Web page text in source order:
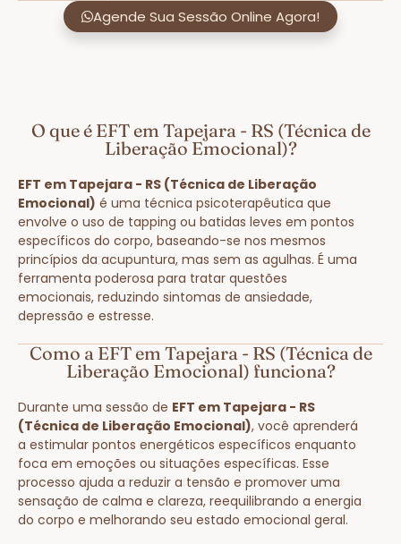
Agende Sua Sessão Online Agora!
O que é EFT em Tapejara - RS (Técnica de
Liberação Emocional)?
EFT em Tapejara - RS (Técnica de Liberação
Emocional) é uma técnica psicoterapêutica que
envolve o uso de tapping ou batidas leves em pontos
específicos do corpo, baseando-se nos mesmos
princípios da acupuntura, mas sem as agulhas. É uma
ferramenta poderosa para tratar questões
emocionais, reduzindo sintomas de ansiedade,
depressão e estresse.
Como a EFT em Tapejara - RS (Técnica de
Liberação Emocional) funciona?
Durante uma sessão de EFT em Tapejara - RS
(Técnica de Liberação Emocional), você aprenderá
a estimular pontos energéticos específicos enquanto
foca em emoções ou situações específicas. Esse
processo ajuda a reduzir a tensão e promover uma
sensação de calma e clareza, reequilibrando a energia
do corpo e melhorando seu estado emocional geral.